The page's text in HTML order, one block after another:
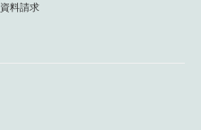
資料請求